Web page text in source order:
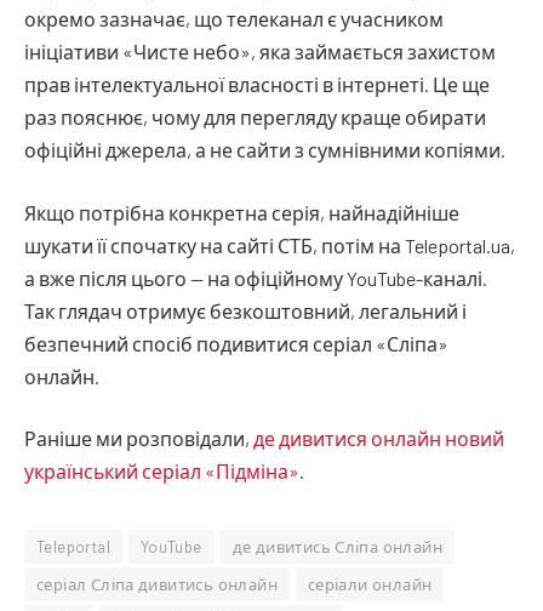
окремо зазначає, що телеканал є учасником
ініціативи «Чисте небо», яка займається захистом
прав інтелектуальної власності в інтернеті. Це ще
раз пояснює, чому для перегляду краще обирати
офіційні джерела, а не сайти з сумнівними копіями.
Якщо потрібна конкретна серія, найнадійніше
шукати її спочатку на сайті СТБ, потім на Teleportal.ua,
а вже після цього — на офіційному YouTube-каналі.
Так глядач отримує безкоштовний, легальний і
безпечний спосіб подивитися серіал «Сліпа»
онлайн.
Раніше ми розповідали, де дивитися онлайн новий
український серіал «Підміна».
Teleportal YouTube
де дивитись Сліпа онлайн
серіал Сліпа дивитись онлайн
серіали онлайн